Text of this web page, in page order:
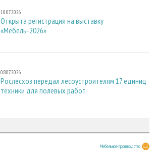
10.07.2026
Открыта регистрация на выставку
«Мебель-2026»
08.07.2026
Рослесхоз передал лесоустроителям 17 единиц
техники для полевых работ
Мебельное производство